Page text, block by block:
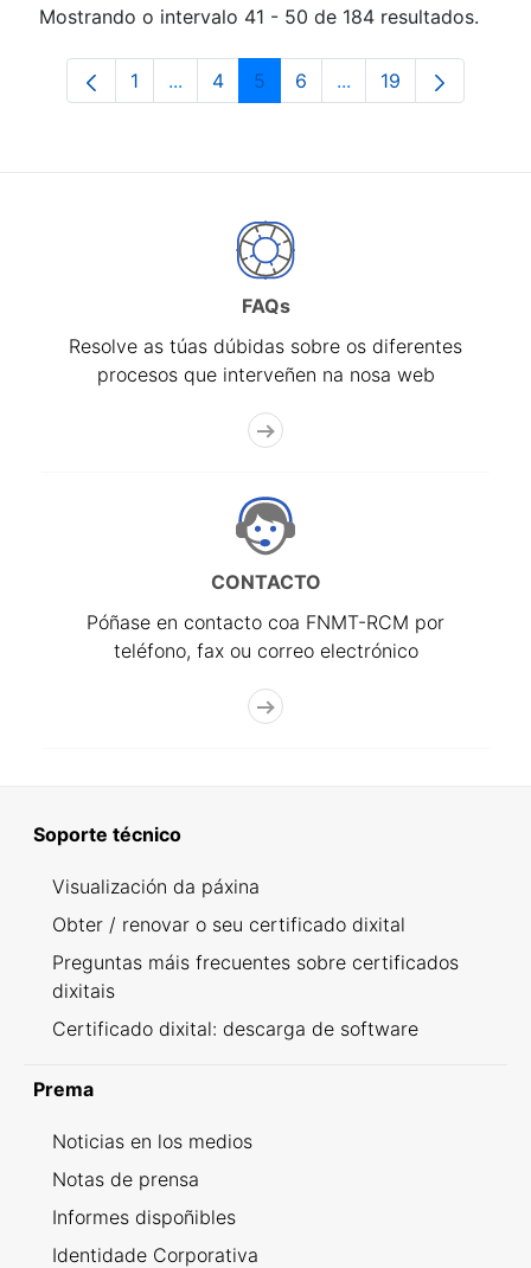
Mostrando o intervalo 41 - 50 de 184 resultados.
Páxina
1 ...Páxinas intermedias Use pestaña para
Páxina
4 Páxina
5 Páxina
6 ...Páxinas intermedias
Páxina
19
FAQs
Resolve as túas dúbidas sobre os diferentes
procesos que interveñen na nosa web
CONTACTO
Póñase en contacto coa FNMT-RCM por
teléfono, fax ou correo electrónico
Soporte técnico
Visualización da páxina
Obter / renovar o seu certificado dixital
Preguntas máis frecuentes sobre certificados
dixitais
Certificado dixital: descarga de software
Prema
Noticias en los medios
Notas de prensa
Informes dispoñibles
Identidade Corporativa